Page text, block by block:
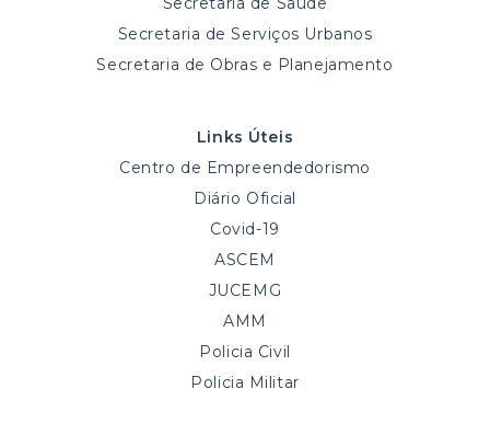
Secretaria de Serviços Urbanos
Secretaria de Obras e Planejamento
Links Úteis
Centro de Empreendedorismo
Diário Oficial
Covid-19
ASCEM
JUCEMG
AMM
Policia Civil
Policia Militar